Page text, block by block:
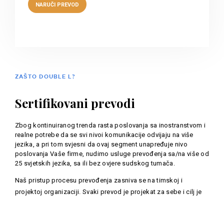
ZAŠTO DOUBLE L?
Sertifikovani prevodi
Zbog kontinuiranog trenda rasta poslovanja sa inostranstvom i
realne potrebe da se svi nivoi komunikacije odvijaju na više
jezika, a pri tom svjesni da ovaj segment unapređuje nivo
poslovanja Vaše firme, nudimo usluge prevođenja sa/na više od
25 svjetskih jezika, sa ili bez ovjere sudskog tumača.
Naš pristup procesu prevođenja zasniva se na timskoj i
projektoj organizaciji. Svaki prevod je projekat za sebe i cilj je